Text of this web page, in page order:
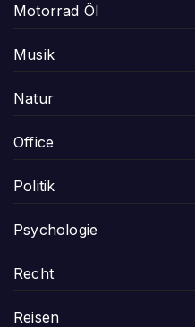
Motorrad Öl
Musik
Natur
Office
Politik
Psychologie
Recht
Reisen